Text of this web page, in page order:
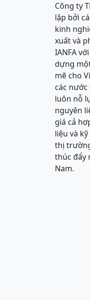
Công ty
lập bởi
kinh
xuất và
IANFA
dựng
mẽ cho
các
luôn nỗ
nguyên
giá cả
liệu và
thị
thúc đẩy
Nam.